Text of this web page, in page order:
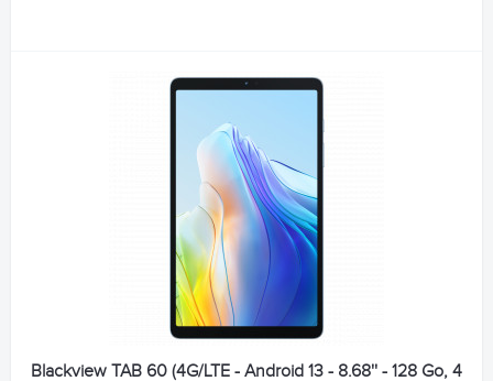
Blackview TAB 60 (4G/LTE - Android 13 - 8.68'' - 128 Go, 4